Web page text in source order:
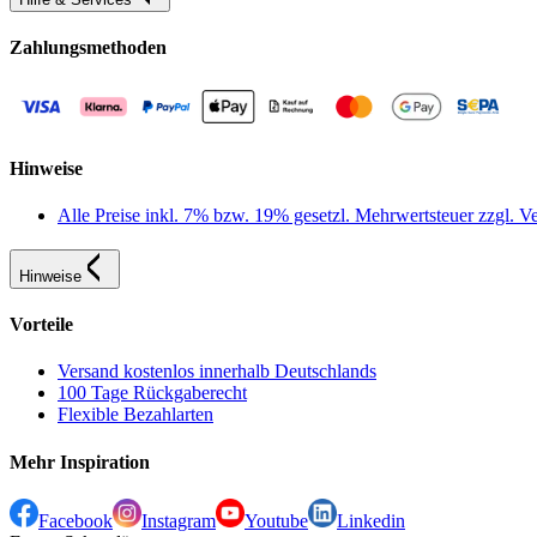
Zahlungsmethoden
Hinweise
Alle Preise inkl. 7% bzw. 19% gesetzl. Mehrwertsteuer zzgl.
Hinweise
Vorteile
Versand kostenlos innerhalb Deutschlands
100 Tage Rückgaberecht
Flexible Bezahlarten
Mehr Inspiration
Facebook Instagram Youtube
Linkedin